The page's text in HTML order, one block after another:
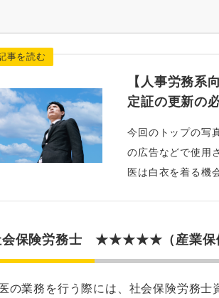
【人事労務系
定証の更新の
今回のトップの写
の広告などで使用
医は白衣を着る機
保険労務士 ★★★★★（産業保
の業務を行う際には、社会保険労務